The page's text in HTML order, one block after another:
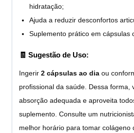
hidratação;
Ajuda a reduzir desconfortos
Suplemento prático em cápsulas
🧾 Sugestão de Uso:
Ingerir 2 cápsulas ao dia ou
profissional da saúde. Dessa forma,
absorção adequada e aproveita
suplemento. Consulte um
melhor horário para tomar colágeno